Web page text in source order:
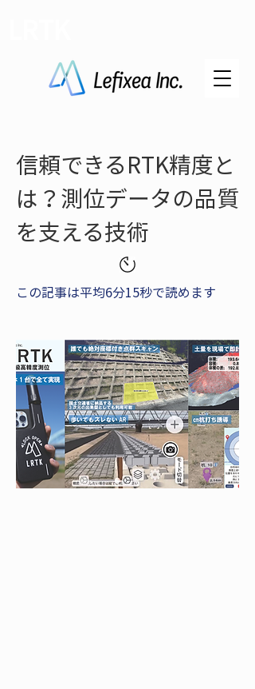
信頼できるRTK精度と
は？測位データの品質
を支える技術
この記事は平均6分15秒で読めます